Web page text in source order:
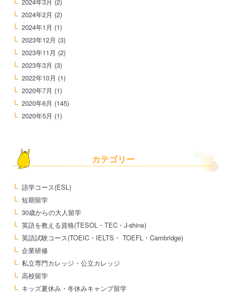
2024年3月 (2)
2024年2月 (2)
2024年1月 (1)
2023年12月 (3)
2023年11月 (2)
2023年3月 (3)
2022年10月 (1)
2020年7月 (1)
2020年6月 (145)
2020年5月 (1)
カテゴリー
語学コース(ESL)
短期留学
30歳からの大人留学
英語を教える資格(TESOL・TEC・J-shine)
英語試験コース(TOEIC・IELTS・ TOEFL・Cambridge)
企業研修
私立専門カレッジ・公立カレッジ
高校留学
キッズ夏休み・冬休みキャンプ留学